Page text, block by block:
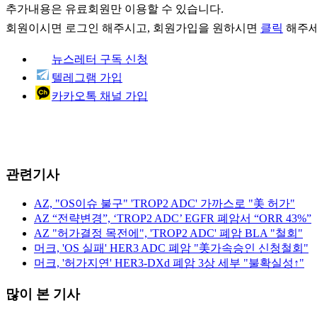
추가내용은 유료회원만 이용할 수 있습니다.
회원이시면 로그인 해주시고, 회원가입을 원하시면 클릭 해주
뉴스레터 구독 신청
텔레그램 가입
카카오톡 채널 가입
관련기사
AZ, "OS이슈 불구" 'TROP2 ADC' 가까스로 "美 허가"
AZ “전략변경”, ‘TROP2 ADC’ EGFR 폐암서 “ORR 43%”
AZ "허가결정 목전에", 'TROP2 ADC' 폐암 BLA "철회"
머크, 'OS 실패' HER3 ADC 폐암 "美가속승인 신청철회"
머크, '허가지연' HER3-DXd 폐암 3상 세부 "불확실성↑"
많이 본 기사